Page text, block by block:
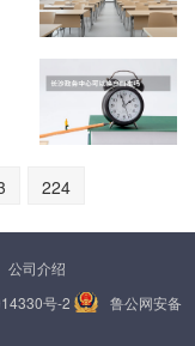
224
公司介绍
号-2
鲁公网安备